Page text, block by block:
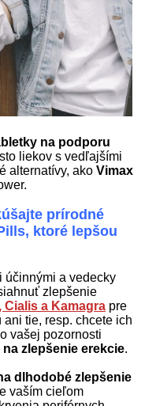
na podporu
liekov s vedľajšími
alternatívy, ako Vimax
prírodné
ktoré lepšou
účinnými a vedecky
zlepšenie
Cialis a Kamagra pre
tie, resp. chcete ich
vašej pozornosti
zlepšenie erekcie.
dlhodobé zlepšenie
vaším cieľom